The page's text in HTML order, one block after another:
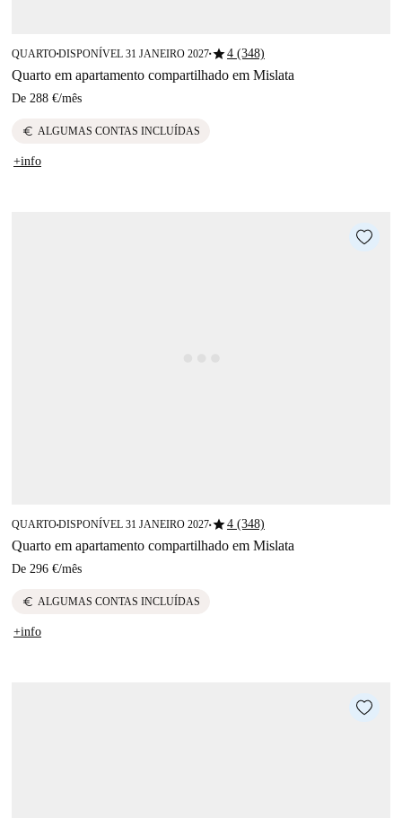
QUARTO■DISPONÍVEL 31 JANEIRO 2027■star4 (348)
Quarto em apartamento compartilhado em Mislata
De 288 €/mês
euro ALGUMAS CONTAS INCLUÍDAS
+info
QUARTO■DISPONÍVEL 31 JANEIRO 2027■star4 (348)
Quarto em apartamento compartilhado em Mislata
De 296 €/mês
euro ALGUMAS CONTAS INCLUÍDAS
+info